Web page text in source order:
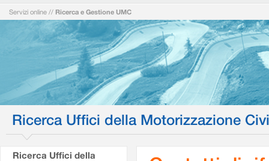
Servizi online // Ricerca e Gestione UMC
Ricerca Uffici della Motorizzazione
Ricerca Uffici della